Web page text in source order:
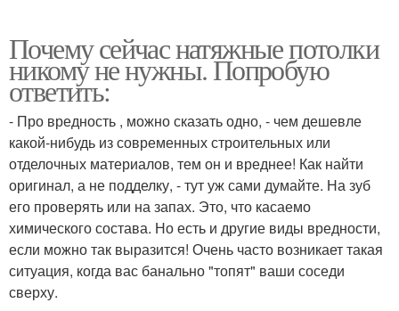
Почему сейчас натяжные потолки
никому не нужны. Попробую
ответить:
- Про вредность , можно сказать одно, - чем дешевле
какой-нибудь из современных строительных или
отделочных материалов, тем он и вреднее! Как найти
оригинал, а не подделку, - тут уж сами думайте. На зуб
его проверять или на запах. Это, что касаемо
химического состава. Но есть и другие виды вредности,
если можно так выразится! Очень часто возникает такая
ситуация, когда вас банально "топят" ваши соседи
сверху.